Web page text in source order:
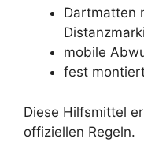
Dartmatten
mobile
fest
Diese Hilfsmittel
offiziellen Regeln.